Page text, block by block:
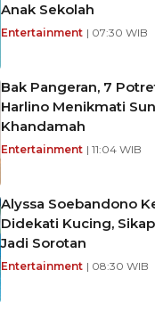
Anak Sekolah
Entertainment | 07:30 WIB
Bak Pangeran, 7
Harlino Menikmati
Khandamah
Entertainment | 11:04 WIB
Alyssa Soebandono
Didekati Kucing,
Jadi Sorotan
Entertainment | 08:30 WIB